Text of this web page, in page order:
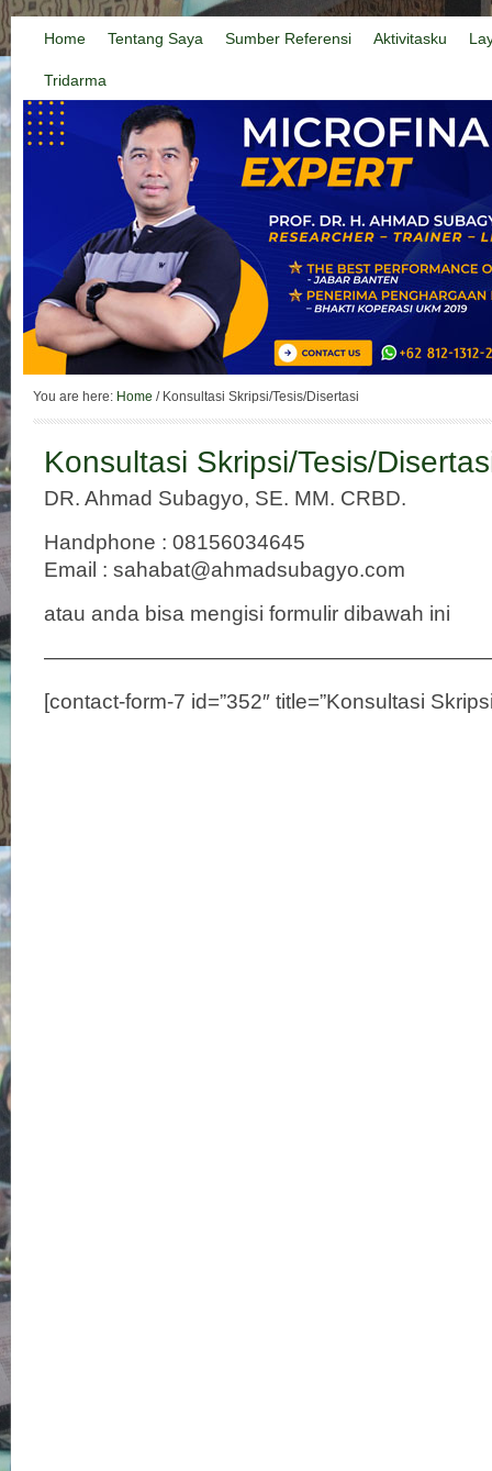
Home Tentang Saya Sumber Referensi Aktivitasku
Tridarma
You are here: Home /Konsultasi Skripsi/Tesis/Disertasi
Konsultasi Skripsi/Tesis/
DR. Ahmad Subagyo, SE. MM. CRBD.
Handphone : 08156034645
Email : sahabat@ahmadsubagyo.com
atau anda bisa mengisi formulir dibawah ini
[contact-form-7 id=”352″ title=”Konsultasi